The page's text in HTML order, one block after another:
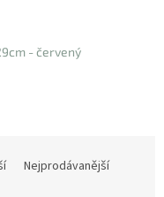
- červený
Nejprodávanější